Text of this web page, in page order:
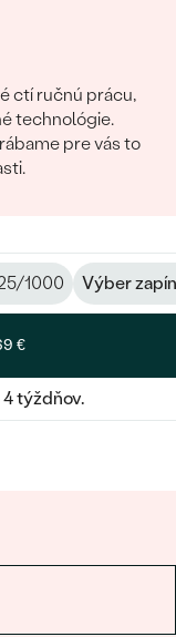
ctí ručnú prácu,
technológie.
pre vás to
1000 Výber
€
týždňov.